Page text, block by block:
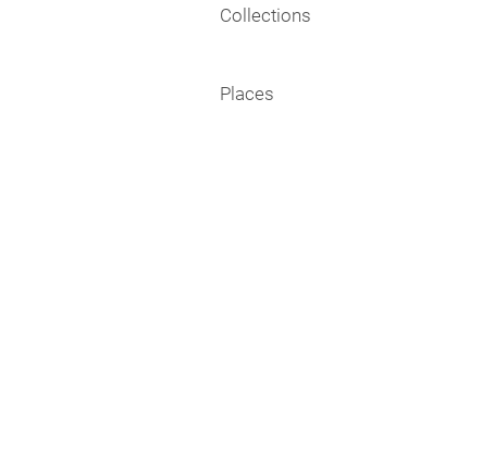
Collections
Places